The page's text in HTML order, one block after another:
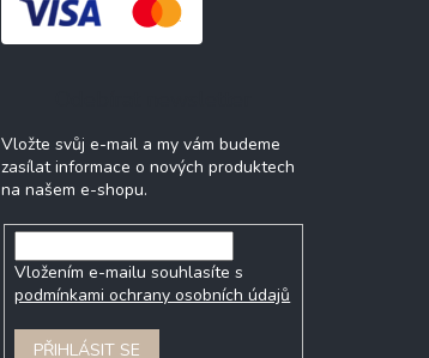
Vložte svůj e-mail a my vám budeme
zasílat informace o nových produktech
na našem e-shopu.
Vložením e-mailu souhlasíte s
podmínkami ochrany osobních údajů
PŘIHLÁSIT SE